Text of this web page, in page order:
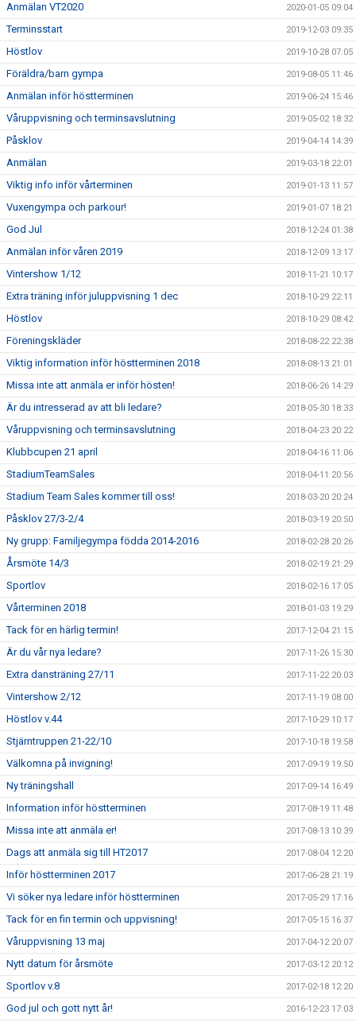
Anmälan VT2020 2020-01-05 09:04
Terminsstart 2019-12-03 09:35
Höstlov 2019-10-28 07:05
Föräldra/barn gympa 2019-08-05 11:46
Anmälan inför höstterminen 2019-06-24 15:46
Våruppvisning och terminsavslutning 2019-05-02 18:32
Påsklov 2019-04-14 14:39
Anmälan 2019-03-18 22:01
Viktig info inför vårterminen 2019-01-13 11:57
Vuxengympa och parkour! 2019-01-07 18:21
God Jul 2018-12-24 01:38
Anmälan inför våren 2019 2018-12-09 13:17
Vintershow 1/12 2018-11-21 10:17
Extra träning inför juluppvisning 1 dec 2018-10-29 22:11
Höstlov 2018-10-29 08:42
Föreningskläder 2018-08-22 22:38
Viktig information inför höstterminen 2018 2018-08-13 21:01
Missa inte att anmäla er inför hösten! 2018-06-26 14:29
Är du intresserad av att bli ledare? 2018-05-30 18:33
Våruppvisning och terminsavslutning 2018-04-23 20:22
Klubbcupen 21 april 2018-04-16 11:06
StadiumTeamSales 2018-04-11 20:56
Stadium Team Sales kommer till oss! 2018-03-20 20:24
Påsklov 27/3-2/4 2018-03-19 20:50
Ny grupp: Familjegympa födda 2014-2016 2018-02-28 20:26
Årsmöte 14/3 2018-02-19 21:29
Sportlov 2018-02-16 17:05
Vårterminen 2018 2018-01-03 19:29
Tack för en härlig termin! 2017-12-04 21:15
Är du vår nya ledare? 2017-11-26 15:30
Extra dansträning 27/11 2017-11-22 20:03
Vintershow 2/12 2017-11-19 08:00
Höstlov v.44 2017-10-29 10:17
Stjärntruppen 21-22/10 2017-10-18 19:58
Välkomna på invigning! 2017-09-19 19:50
Ny träningshall 2017-09-14 16:49
Information inför höstterminen 2017-08-19 11:48
Missa inte att anmäla er! 2017-08-13 10:39
Dags att anmäla sig till HT2017 2017-08-04 12:20
Inför höstterminen 2017 2017-06-28 21:19
Vi söker nya ledare inför höstterminen 2017-05-29 17:16
Tack för en fin termin och uppvisning! 2017-05-15 16:37
Våruppvisning 13 maj 2017-04-12 20:07
Nytt datum för årsmöte 2017-03-12 20:12
Sportlov v.8 2017-02-18 12:20
God jul och gott nytt år! 2016-12-23 17:03